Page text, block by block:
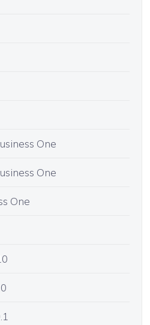
One
One
One